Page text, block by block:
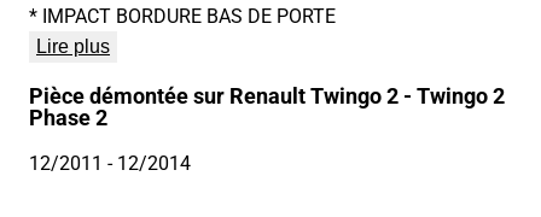
* IMPACT BORDURE BAS DE PORTE
Lire plus
Pièce démontée sur Renault Twingo 2 - Twingo 2
Phase 2
12/2011 - 12/2014